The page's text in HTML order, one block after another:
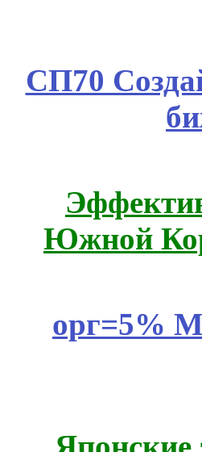
СП70
Южной
орг=5%